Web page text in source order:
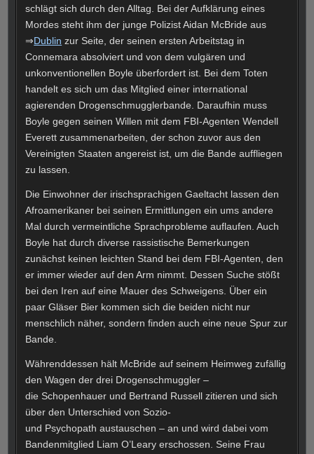
schlägt sich durch den Alltag. Bei der Aufklärung eines
Mordes steht ihm der junge Polizist Aidan McBride aus
⇒Dublin zur Seite, der seinen ersten Arbeitstag in
Connemara absolviert und von dem vulgären und
unkonventionellen Boyle überfordert ist. Bei dem Toten
handelt es sich um das Mitglied einer international
agierenden Drogenschmugglerbande. Daraufhin muss
Boyle gegen seinen Willen mit dem FBI-Agenten Wendell
Everett zusammenarbeiten, der schon zuvor aus den
Vereinigten Staaten angereist ist, um die Bande auffliegen
zu lassen.
Die Einwohner der irischsprachigen Gaeltacht lassen den
Afroamerikaner bei seinen Ermittlungen ein ums andere
Mal durch vermeintliche Sprachprobleme auflaufen. Auch
Boyle hat durch diverse rassistische Bemerkungen
zunächst keinen leichten Stand bei dem FBI-Agenten, den
er immer wieder auf den Arm nimmt. Dessen Suche stößt
bei den Iren auf eine Mauer des Schweigens. Über ein
paar Gläser Bier kommen sich die beiden nicht nur
menschlich näher, sondern finden auch eine neue Spur zur
Bande.
Währenddessen hält McBride auf seinem Heimweg zufällig
den Wagen der drei Drogenschmuggler –
die Schopenhauer und Bertrand Russell zitieren und sich
über den Unterschied von Sozio-
und Psychopath austauschen – an und wird dabei vom
Bandenmitglied Liam O’Leary erschossen. Seine Frau